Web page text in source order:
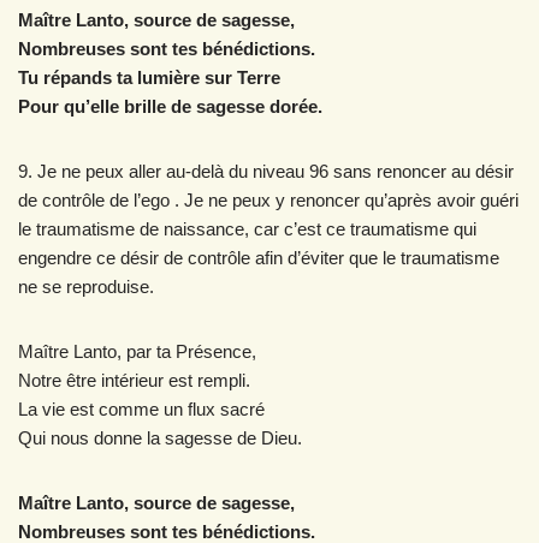
Maître Lanto, source de sagesse,
Nombreuses sont tes bénédictions.
Tu répands ta lumière sur Terre
Pour qu’elle brille de sagesse dorée.
9. Je ne peux aller au-delà du niveau 96 sans renoncer au désir
de contrôle de l’ego . Je ne peux y renoncer qu’après avoir guéri
le traumatisme de naissance, car c’est ce traumatisme qui
engendre ce désir de contrôle afin d’éviter que le traumatisme
ne se reproduise.
Maître Lanto, par ta Présence,
Notre être intérieur est rempli.
La vie est comme un flux sacré
Qui nous donne la sagesse de Dieu.
Maître Lanto, source de sagesse,
Nombreuses sont tes bénédictions.